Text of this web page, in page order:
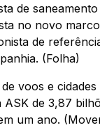
de
no novo
de
(Folha)
voos e
de 3,87
um ano.